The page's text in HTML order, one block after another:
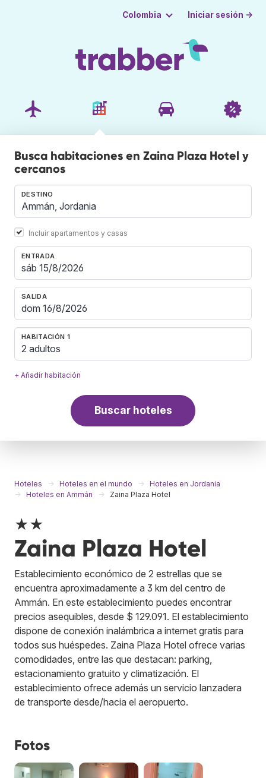
Colombia Iniciar sesión →
Busca habitaciones en Zaina Plaza Hotel y
cercanos
DESTINO
Incluir apartamentos y casas
ENTRADA
SALIDA
HABITACIÓN 1
2 adultos
+ Añadir habitación
Buscar hoteles
Hoteles Hoteles en el mundo
Hoteles en Jordania
Hoteles en Ammán
Zaina Plaza Hotel
★★
Zaina Plaza Hotel
Establecimiento económico de 2 estrellas que se
encuentra aproximadamente a 3 km del centro de
Ammán. En este establecimiento puedes encontrar
precios asequibles, desde $ 129.091. El establecimiento
dispone de conexión inalámbrica a internet gratis para
todos sus huéspedes. Zaina Plaza Hotel ofrece varias
comodidades, entre las que destacan: parking,
estacionamiento gratuito y climatización. El
establecimiento ofrece además un servicio lanzadera
de transporte desde/hacia el aeropuerto.
Fotos